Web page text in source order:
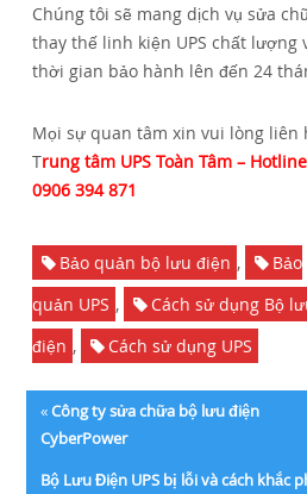
Chúng tôi sẽ mang dịch vụ sửa
thay thế linh kiện UPS chất lượng
thời gian bảo hành lên đến 24
Mọi sự quan tâm xin vui lòng liên
Trung tâm UPS Toàn Tâm – Hotline
0906 394 871
Bảo quản bộ lưu điện ,
Bảo
quản UPS ,
Cách sử dụng Bộ
điện , Cách sử dụng UPS
«Công ty sửa chữa bộ lưu điện
CyberPower
Bộ Lưu Điện UPS bị lỗi và cách khắc